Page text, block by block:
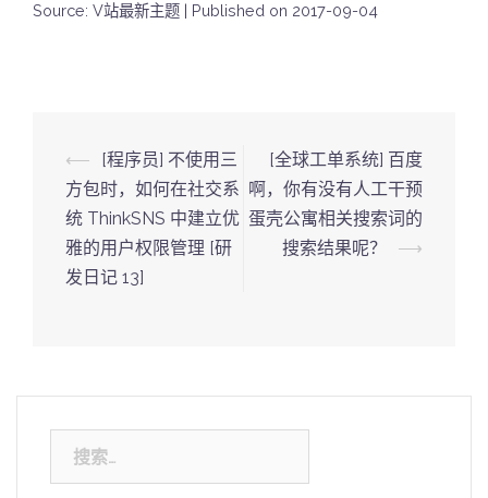
Source: V站最新主题 Published on 2017-09-04
Post
navigation
⟵
[程序员] 不使用三
方包时，如何在社交系
统 ThinkSNS 中建立优
雅的用户权限管理 [研
发日记 13]
[全球工单系统] 百度
啊，你有没有人工干预
蛋壳公寓相关搜索词的
搜索结果呢？
⟶
索：